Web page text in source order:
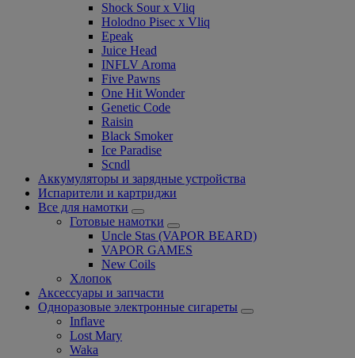
Shock Sour x Vliq
Holodno Pisec x Vliq
Epeak
Juice Head
INFLV Aroma
Five Pawns
One Hit Wonder
Genetic Code
Raisin
Black Smoker
Ice Paradise
Scndl
Аккумуляторы и зарядные устройства
Испарители и картриджи
Все для намотки
Готовые намотки
Uncle Stas (VAPOR BEARD)
VAPOR GAMES
New Coils
Хлопок
Аксессуары и запчасти
Одноразовые электронные сигареты
Inflave
Lost Mary
Waka